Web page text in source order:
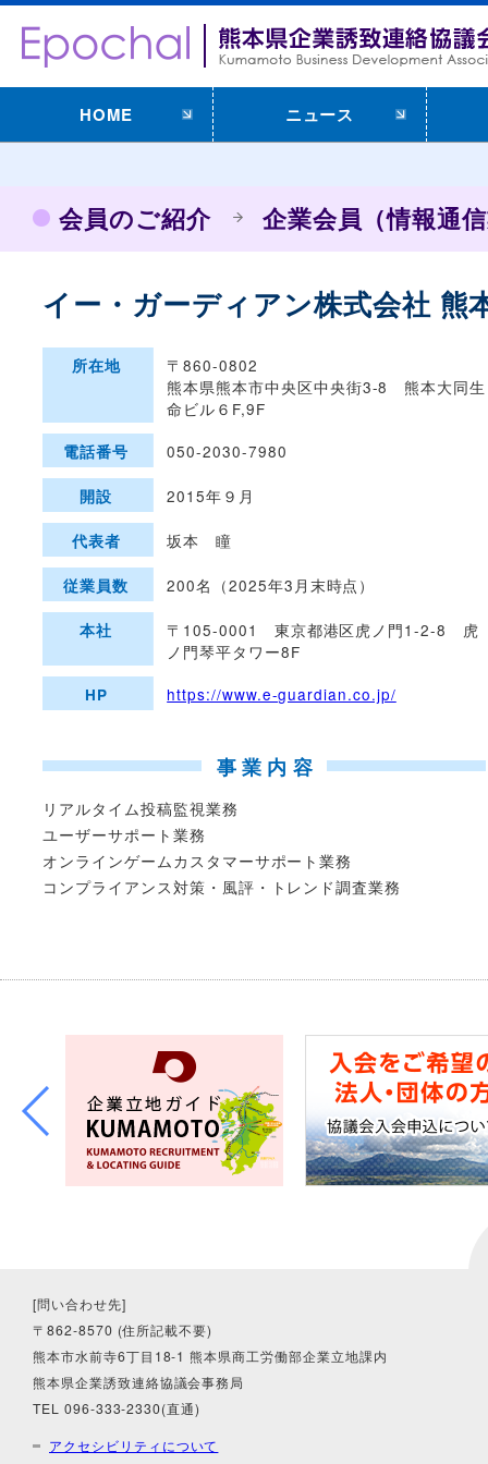
HOME ニュース
会員のご紹介 企業会員（情報通
イー・ガーディアン株式会社 熊
所在地
〒860-0802
熊本県熊本市中央区中央街3-8 熊本大同生
命ビル６F,9F
電話番号 050-2030-7980
開設 2015年９月
代表者 坂本 瞳
従業員数 200名（2025年3月末時点）
本社
〒105-0001 東京都港区虎ノ門1-2-8 虎
ノ門琴平タワー8F
HP https://www.e-guardian.co.jp/
事業内容
リアルタイム投稿監視業務
ユーザーサポート業務
オンラインゲームカスタマーサポート業務
コンプライアンス対策・風評・トレンド調査業務
[問い合わせ先]
〒862-8570 (住所記載不要)
熊本市水前寺6丁目18-1 熊本県商工労働部企業立地課内
熊本県企業誘致連絡協議会事務局
TEL 096-333-2330(直通)
アクセシビリティについて